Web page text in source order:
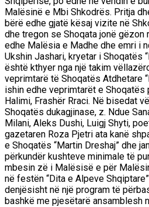
Malësinë e Mbi Shkodrës. Pritja
bërë edhe gjatë kësaj vizite në
dhe tregon se Shoqata jonë
edhe Malësia e Madhe dhe emri i
Ukshin Jashari, kryetar i Shoqatës
është kthyer nga një takim
veprimtarë të Shoqatës Atdhetare
ishin edhe veprimtarët e Shoqatës
Halimi, Frashër Rraci. Në bisedat
Shoqatës dukagjinase, z. Ndue
Milani, Aleks Dushi, Luigj Shyti,
gazetaren Roza Pjetri ata kanë
e Shoqatës “Martin Dreshaj” dhe
përkundër kushteve minimale të
mbesin zë i Malësisë e për
në festën “Dita e Alpeve
denjësisht në një program të
bashkë me pjesëtarë ansamblesh